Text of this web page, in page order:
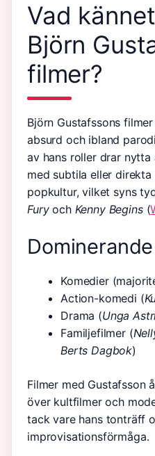
Vad
Björn
filmer?
Björn Gustafssons
absurd och ibland
av hans roller drar nytta
med subtila eller
popkultur, vilket syns
Furyoch Kenny Begins(
Komedier
Action-komedi (
Drama (Unga
Familjefilmer (
Berts Dagbok)
Filmer med Gustafsson
över kultfilmer och
tack vare hans tonträff
improvisationsförmåga.